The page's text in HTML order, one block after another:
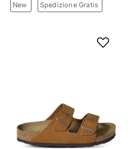
New Spedizione Gratis